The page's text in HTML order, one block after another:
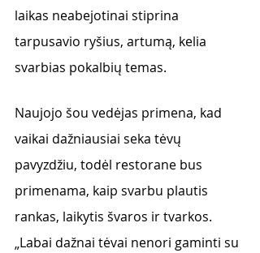
laikas neabejotinai stiprina
tarpusavio ryšius, artumą, kelia
svarbias pokalbių temas.
Naujojo šou vedėjas primena, kad
vaikai dažniausiai seka tėvų
pavyzdžiu, todėl restorane bus
primenama, kaip svarbu plautis
rankas, laikytis švaros ir tvarkos.
„Labai dažnai tėvai nenori gaminti su